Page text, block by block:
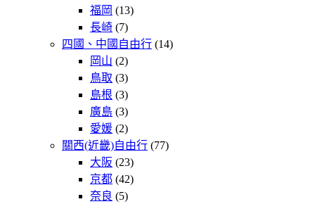
福岡 (13)
長崎 (7)
四國、中國自由行 (14)
岡山 (2)
鳥取 (3)
島根 (3)
廣島 (3)
愛媛 (2)
關西(近畿)自由行 (77)
大阪 (23)
京都 (42)
奈良 (5)